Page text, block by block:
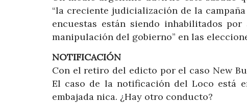
“la creciente judicialización de la
encuestas están siendo inhabilitados
manipulación del gobierno” en las
NOTIFICACIÓN
Con el retiro del edicto por el caso New
El caso de la notificación del Loco está
embajada nica. ¿Hay otro conducto?